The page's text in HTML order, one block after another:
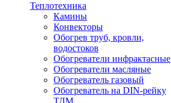
Теплотехника
Камины
Конвекторы
Обогрев труб, кровли,
водостоков
Обогреватели инфрактасные
Обогреватели масляные
Обогреватель газовый
Обогреватель на DIN-рейку